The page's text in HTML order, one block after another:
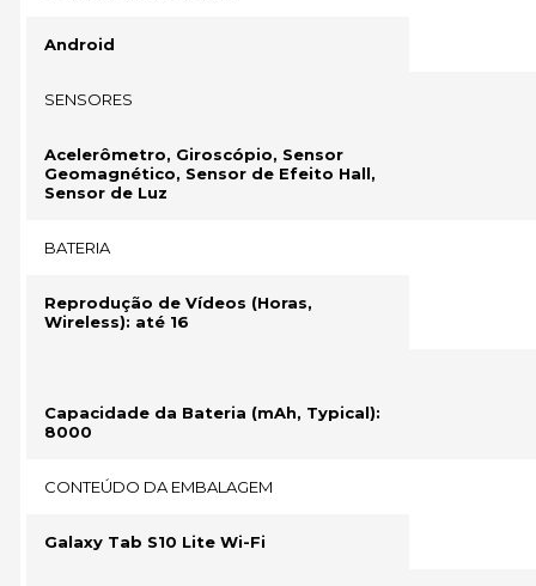
Android
SENSORES
Acelerômetro, Giroscópio, Sensor
Geomagnético, Sensor de Efeito Hall,
Sensor de Luz
BATERIA
Reprodução de Vídeos (Horas,
Wireless): até 16
Capacidade da Bateria (mAh, Typical):
8000
CONTEÚDO DA EMBALAGEM
Galaxy Tab S10 Lite Wi-Fi